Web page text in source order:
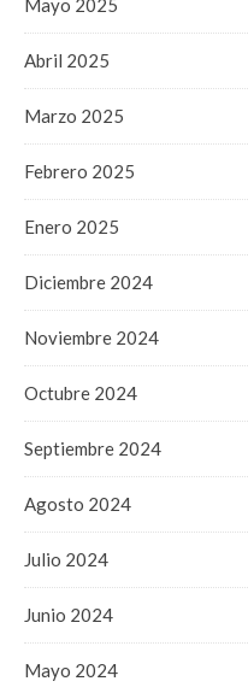
Mayo 2025
Abril 2025
Marzo 2025
Febrero 2025
Enero 2025
Diciembre 2024
Noviembre 2024
Octubre 2024
Septiembre 2024
Agosto 2024
Julio 2024
Junio 2024
Mayo 2024